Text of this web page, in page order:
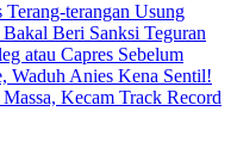
terangan Usung
Beri Sanksi Teguran
atau Capres Sebelum
Waduh Anies Kena Sentil!
Kecam Track Record